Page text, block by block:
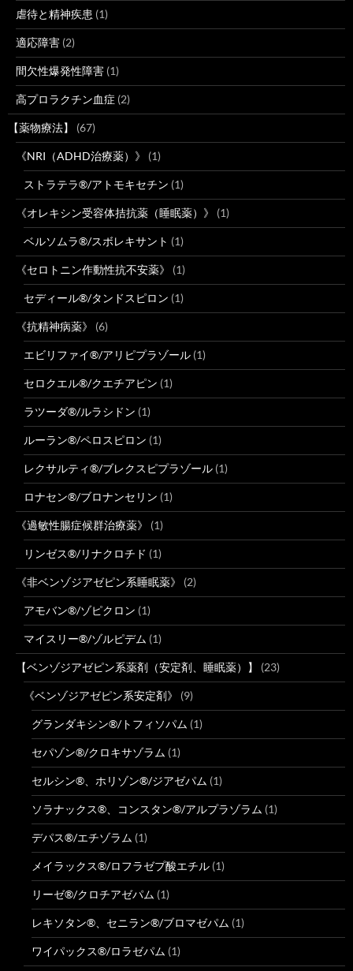
虐待と精神疾患 (1)
適応障害 (2)
間欠性爆発性障害 (1)
高プロラクチン血症 (2)
【薬物療法】 (67)
《NRI（ADHD治療薬）》 (1)
ストラテラ®/アトモキセチン (1)
《オレキシン受容体拮抗薬（睡眠薬）》 (1)
ベルソムラ®/スボレキサント (1)
《セロトニン作動性抗不安薬》 (1)
セディール®/タンドスピロン (1)
《抗精神病薬》 (6)
エビリファイ®/アリピプラゾール (1)
セロクエル®/クエチアピン (1)
ラツーダ®/ルラシドン (1)
ルーラン®/ペロスピロン (1)
レクサルティ®/ブレクスピプラゾール (1)
ロナセン®/ブロナンセリン (1)
《過敏性腸症候群治療薬》 (1)
リンゼス®/リナクロチド (1)
《非ベンゾジアゼピン系睡眠薬》 (2)
アモバン®/ゾピクロン (1)
マイスリー®/ゾルピデム (1)
【ベンゾジアゼピン系薬剤（安定剤、睡眠薬）】 (23)
《ベンゾジアゼピン系安定剤》 (9)
グランダキシン®/トフィソパム (1)
セパゾン®/クロキサゾラム (1)
セルシン®、ホリゾン®/ジアゼパム (1)
ソラナックス®、コンスタン®/アルプラゾラム (1)
デパス®/エチゾラム (1)
メイラックス®/ロフラゼプ酸エチル (1)
リーゼ®/クロチアゼパム (1)
レキソタン®、セニラン®/ブロマゼパム (1)
ワイパックス®/ロラゼパム (1)